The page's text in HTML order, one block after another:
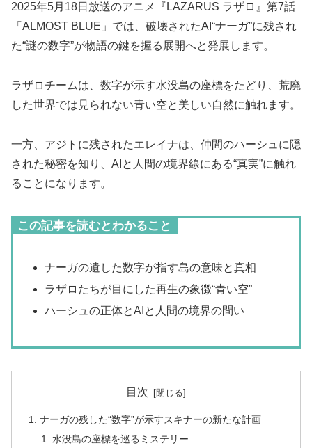
2025年5月18日放送のアニメ『LAZARUS ラザロ』第7話
「ALMOST BLUE」では、破壊されたAI“ナーガ”に残され
た“謎の数字”が物語の鍵を握る展開へと発展します。
ラザロチームは、数字が示す水没島の座標をたどり、荒廃
した世界では見られない青い空と美しい自然に触れます。
一方、アジトに残されたエレイナは、仲間のハーシュに隠
された秘密を知り、AIと人間の境界線にある“真実”に触れ
ることになります。
この記事を読むとわかること
ナーガの遺した数字が指す島の意味と真相
ラザロたちが目にした再生の象徴“青い空”
ハーシュの正体とAIと人間の境界の問い
目次
ナーガの残した“数字”が示すスキナーの新たな計画
水没島の座標を巡るミステリー